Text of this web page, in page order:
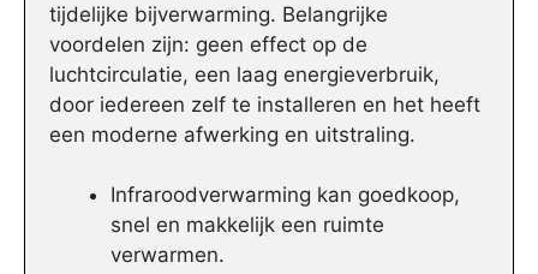
tijdelijke bijverwarming. Belangrijke
voordelen zijn: geen effect op de
luchtcirculatie, een laag energieverbruik,
door iedereen zelf te installeren en het heeft
een moderne afwerking en uitstraling.
Infraroodverwarming kan goedkoop,
snel en makkelijk een ruimte
verwarmen.